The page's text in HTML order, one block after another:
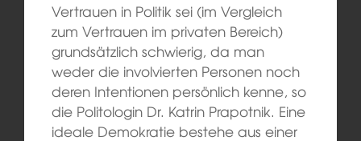
Vertrauen in Politik sei (im Vergleich
zum Vertrauen im privaten Bereich)
grundsätzlich schwierig, da man
weder die involvierten Personen noch
deren Intentionen persönlich kenne, so
die Politologin Dr. Katrin Prapotnik. Eine
ideale Demokratie bestehe aus einer